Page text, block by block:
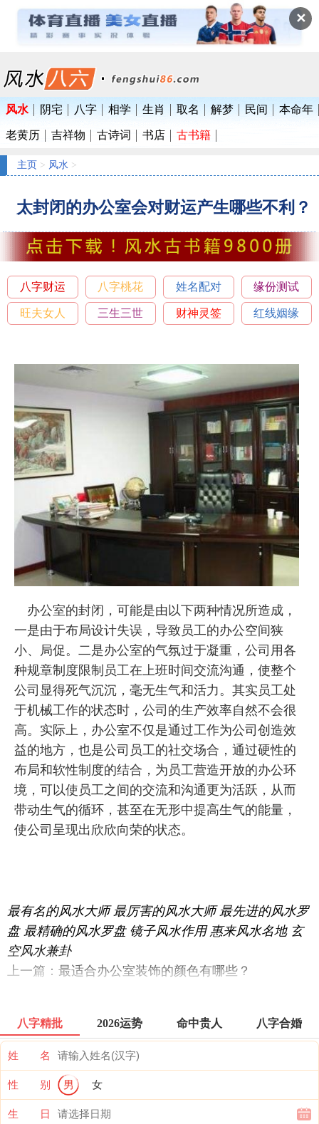
✕
风水 阴宅 八字 相学 生肖 取名 解梦 民间 本命年
老黄历 吉祥物 古诗词 书店 古书籍
主页 > 风水 >
太封闭的办公室会对财运产生哪些不利？
八字财运 八字桃花 姓名配对 缘份测试
旺夫女人 三生三世 财神灵签 红线姻缘
办公室的封闭，可能是由以下两种情况所造成，
一是由于布局设计失误，导致员工的办公空间狭
小、局促。二是办公室的气氛过于凝重，公司用各
种规章制度限制员工在上班时间交流沟通，使整个
公司显得死气沉沉，毫无生气和活力。其实员工处
于机械工作的状态时，公司的生产效率自然不会很
高。实际上，办公室不仅是通过工作为公司创造效
益的地方，也是公司员工的社交场合，通过硬性的
布局和软性制度的结合，为员工营造开放的办公环
境，可以使员工之间的交流和沟通更为活跃，从而
带动生气的循环，甚至在无形中提高生气的能量，
使公司呈现出欣欣向荣的状态。
最有名的风水大师 最厉害的风水大师 最先进的风水罗
盘 最精确的风水罗盘 镜子风水作用 惠来风水名地 玄
空风水兼卦
上一篇： 最适合办公室装饰的颜色有哪些？
八字精批 2026运势 命中贵人 八字合婚
姓 名
性 别 男 女
生 日